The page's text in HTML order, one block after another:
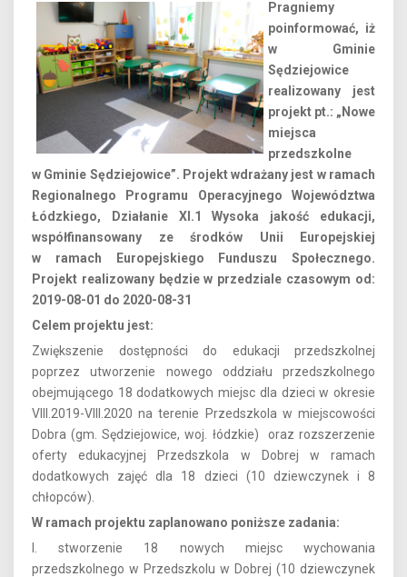
Pragniemy
poinformować, iż
w Gminie
Sędziejowice
realizowany jest
projekt pt.: „Nowe
miejsca
przedszkolne
w Gminie Sędziejowice”. Projekt wdrażany jest w ramach
Regionalnego Programu Operacyjnego Województwa
Łódzkiego, Działanie XI.1 Wysoka jakość edukacji,
współfinansowany ze środków Unii Europejskiej
w ramach Europejskiego Funduszu Społecznego.
Projekt realizowany będzie w przedziale czasowym od:
2019-08-01 do 2020-08-31
Celem projektu jest:
Zwiększenie dostępności do edukacji przedszkolnej
poprzez utworzenie nowego oddziału przedszkolnego
obejmującego 18 dodatkowych miejsc dla dzieci w okresie
VIII.2019-VIII.2020 na terenie Przedszkola w miejscowości
Dobra (gm. Sędziejowice, woj. łódzkie) oraz rozszerzenie
oferty edukacyjnej Przedszkola w Dobrej w ramach
dodatkowych zajęć dla 18 dzieci (10 dziewczynek i 8
chłopców).
W ramach projektu zaplanowano poniższe zadania:
I. stworzenie 18 nowych miejsc wychowania
przedszkolnego w Przedszkolu w Dobrej (10 dziewczynek